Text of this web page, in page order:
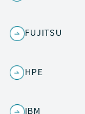
FUJITSU
HPE
IBM